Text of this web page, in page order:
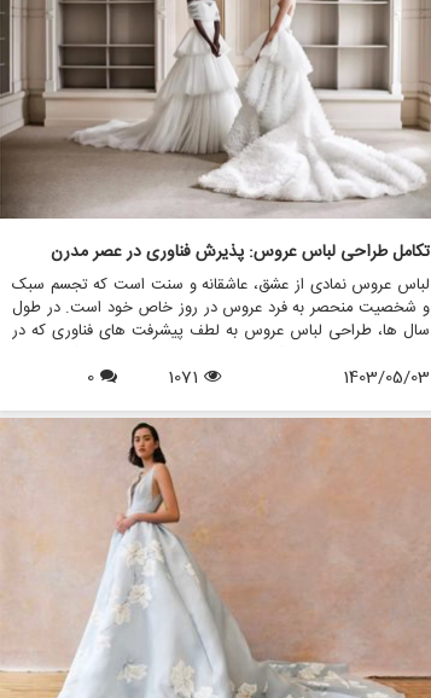
ترجیح خرید شما افزایش دهد.
تکامل طراحی لباس عروس: پذیرش فناوری در عصر مدرن
لباس عروس نمادی از عشق، عاشقانه و سنت است که تجسم سبک
و شخصیت منحصر به فرد عروس در روز خاص خود است. در طول
سال ها، طراحی لباس عروس به لطف پیشرفت های فناوری که در
به طور قابل توجهی تکامل یافته است. در این مقاله، نقش
تمرکز بر این که مزون چرخچی، یک فروشگاه پیشرو عروس، چگونه
از تکنولوژی استفاده می کند تا تجربه ای یکپارچه و نوآورانه را برای
عروس هایی که به دنبال لباس رویایی خود هستند، ارائه دهد.
1403/05/03
1071
0